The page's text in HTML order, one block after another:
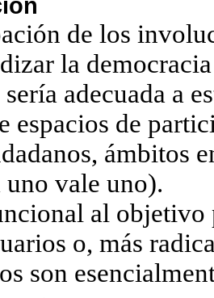
de los
la
adecuada a
espacios de
ámbitos
uno vale uno).
al objetivo
o, más
son